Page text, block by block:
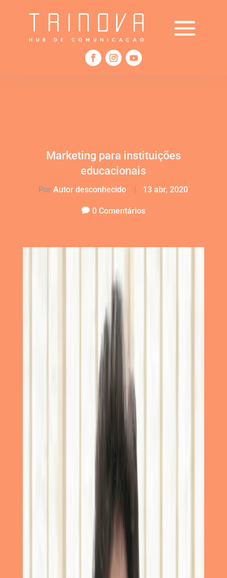
Marketing para instituições
educacionais
Por Autor desconhecido | 13 abr, 2020
0 Comentários